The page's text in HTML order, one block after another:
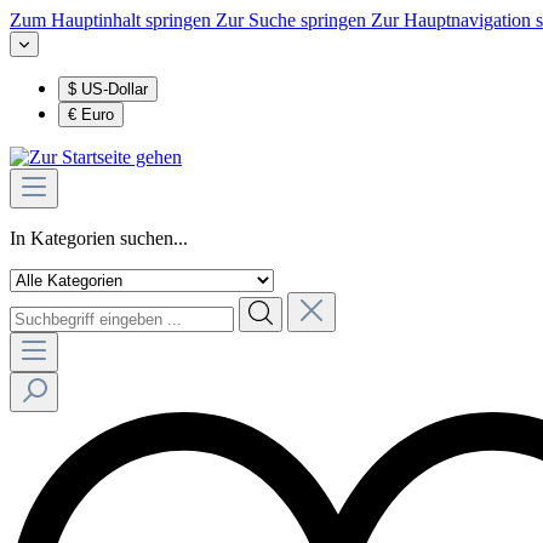
Zum Hauptinhalt springen Zur Suche springen Zur Hauptnavigation
$ US-Dollar
€ Euro
In Kategorien suchen...